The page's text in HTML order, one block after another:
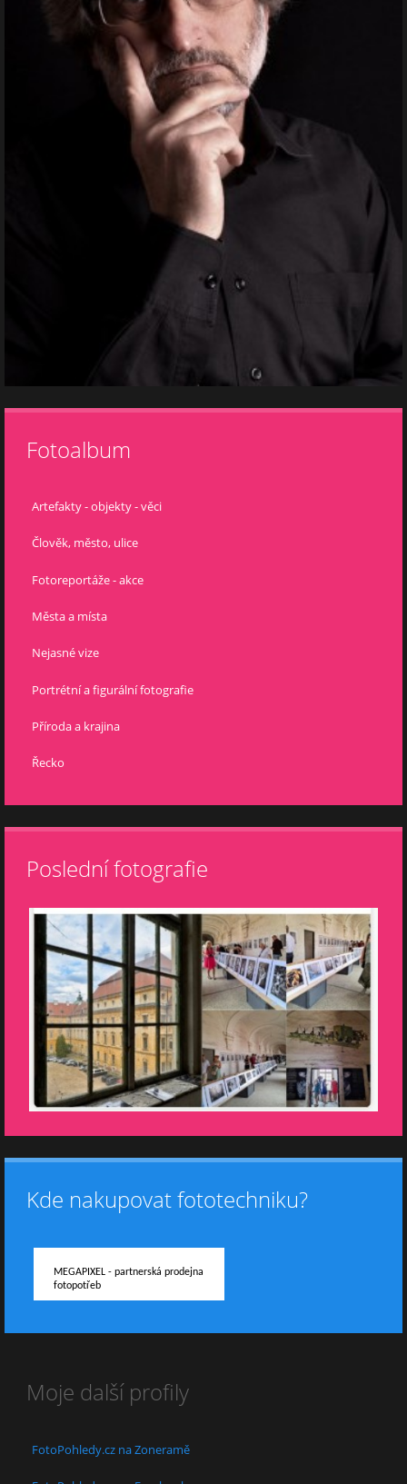
Fotoalbum
Artefakty - objekty - věci
Člověk, město, ulice
Fotoreportáže - akce
Města a místa
Nejasné vize
Portrétní a figurální fotografie
Příroda a krajina
Řecko
Poslední fotografie
Kde nakupovat fototechniku?
MEGAPIXEL - partnerská prodejna
fotopotřeb
Moje další profily
FotoPohledy.cz na Zoneramě